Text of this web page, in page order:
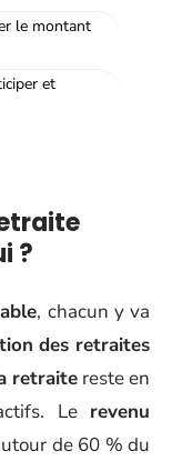
le montant
et
?
, chacun y va
des retraites
retraitereste en
Le revenu
de 60 % du